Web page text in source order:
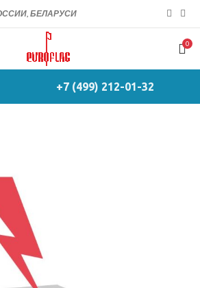
БЕЛАРУСИ
0
+7 (499) 212-01-32